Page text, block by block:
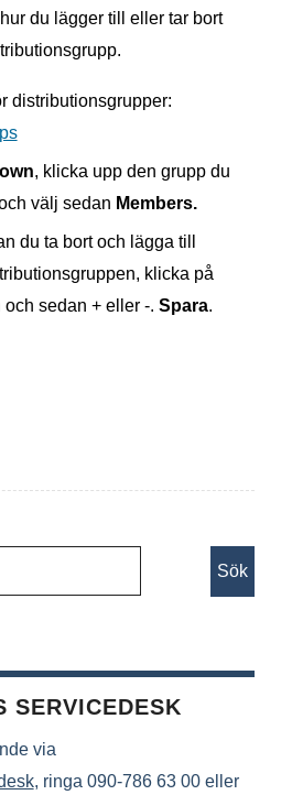
du lägger till eller tar bort
distributionsgrupper:
, klicka upp den grupp du
välj sedan Members.
du ta bort och lägga till
klicka på
sedan + eller -. Spara.
SERVICEDESK
via
, ringa 090-786 63 00 eller